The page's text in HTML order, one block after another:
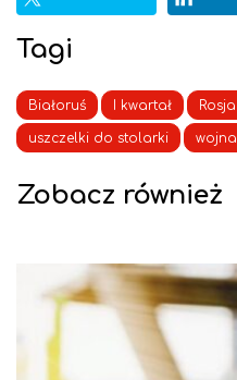
Tagi
Białoruś I kwartał Rosja
uszczelki do stolarki wojna
Zobacz również